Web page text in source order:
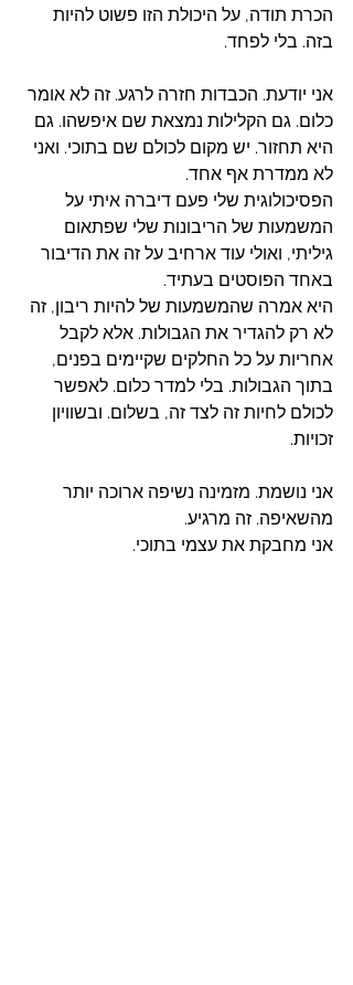
הכרת תודה, על היכולת הזו פשוט להיות
בזה. בלי לפחד.
אני יודעת. הכבדות חזרה לרגע. זה לא אומר
כלום. גם הקלילות נמצאת שם איפשהו. גם
היא תחזור. יש מקום לכולם שם בתוכי. ואני
לא ממדרת אף אחד.
הפסיכולוגית שלי פעם דיברה איתי על
המשמעות של הריבונות שלי שפתאום
גיליתי, ואולי עוד ארחיב על זה את הדיבור
באחד הפוסטים בעתיד.
היא אמרה שהמשמעות של להיות ריבון, זה
לא רק להגדיר את הגבולות. אלא לקבל
אחריות על כל החלקים שקיימים בפנים,
בתוך הגבולות. בלי למדר כלום. לאפשר
לכולם לחיות זה לצד זה, בשלום. ובשוויון
זכויות.
אני נושמת. מזמינה נשיפה ארוכה יותר
מהשאיפה. זה מרגיע.
אני מחבקת את עצמי בתוכי.